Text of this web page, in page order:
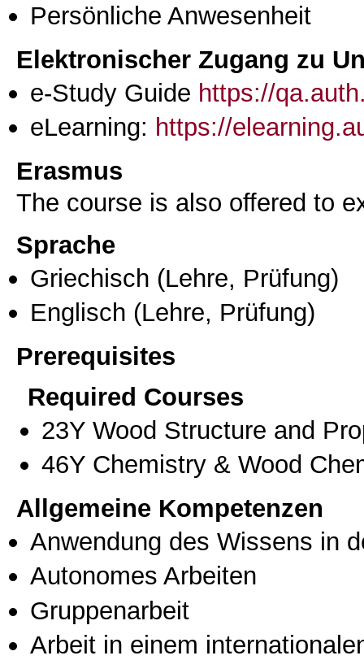
Persönliche Anwesenheit
Elektronischer Zugang zu
e-Study Guide https://
eLearning: https://
Erasmus
The course is also offered to
Sprache
Griechisch (Lehre, Prüfung)
Englisch (Lehre, Prüfung)
Prerequisites
Required Courses
23Υ Wood Structure and
46Υ Chemistry & Wood
Allgemeine Kompetenzen
Anwendung des Wissens in
Autonomes Arbeiten
Gruppenarbeit
Arbeit in einem